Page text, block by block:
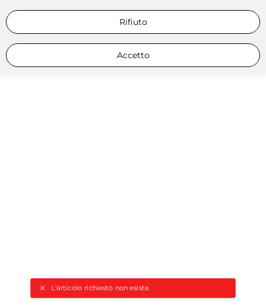
L'articolo richiesto non esiste.
Rifiuto
Accetto